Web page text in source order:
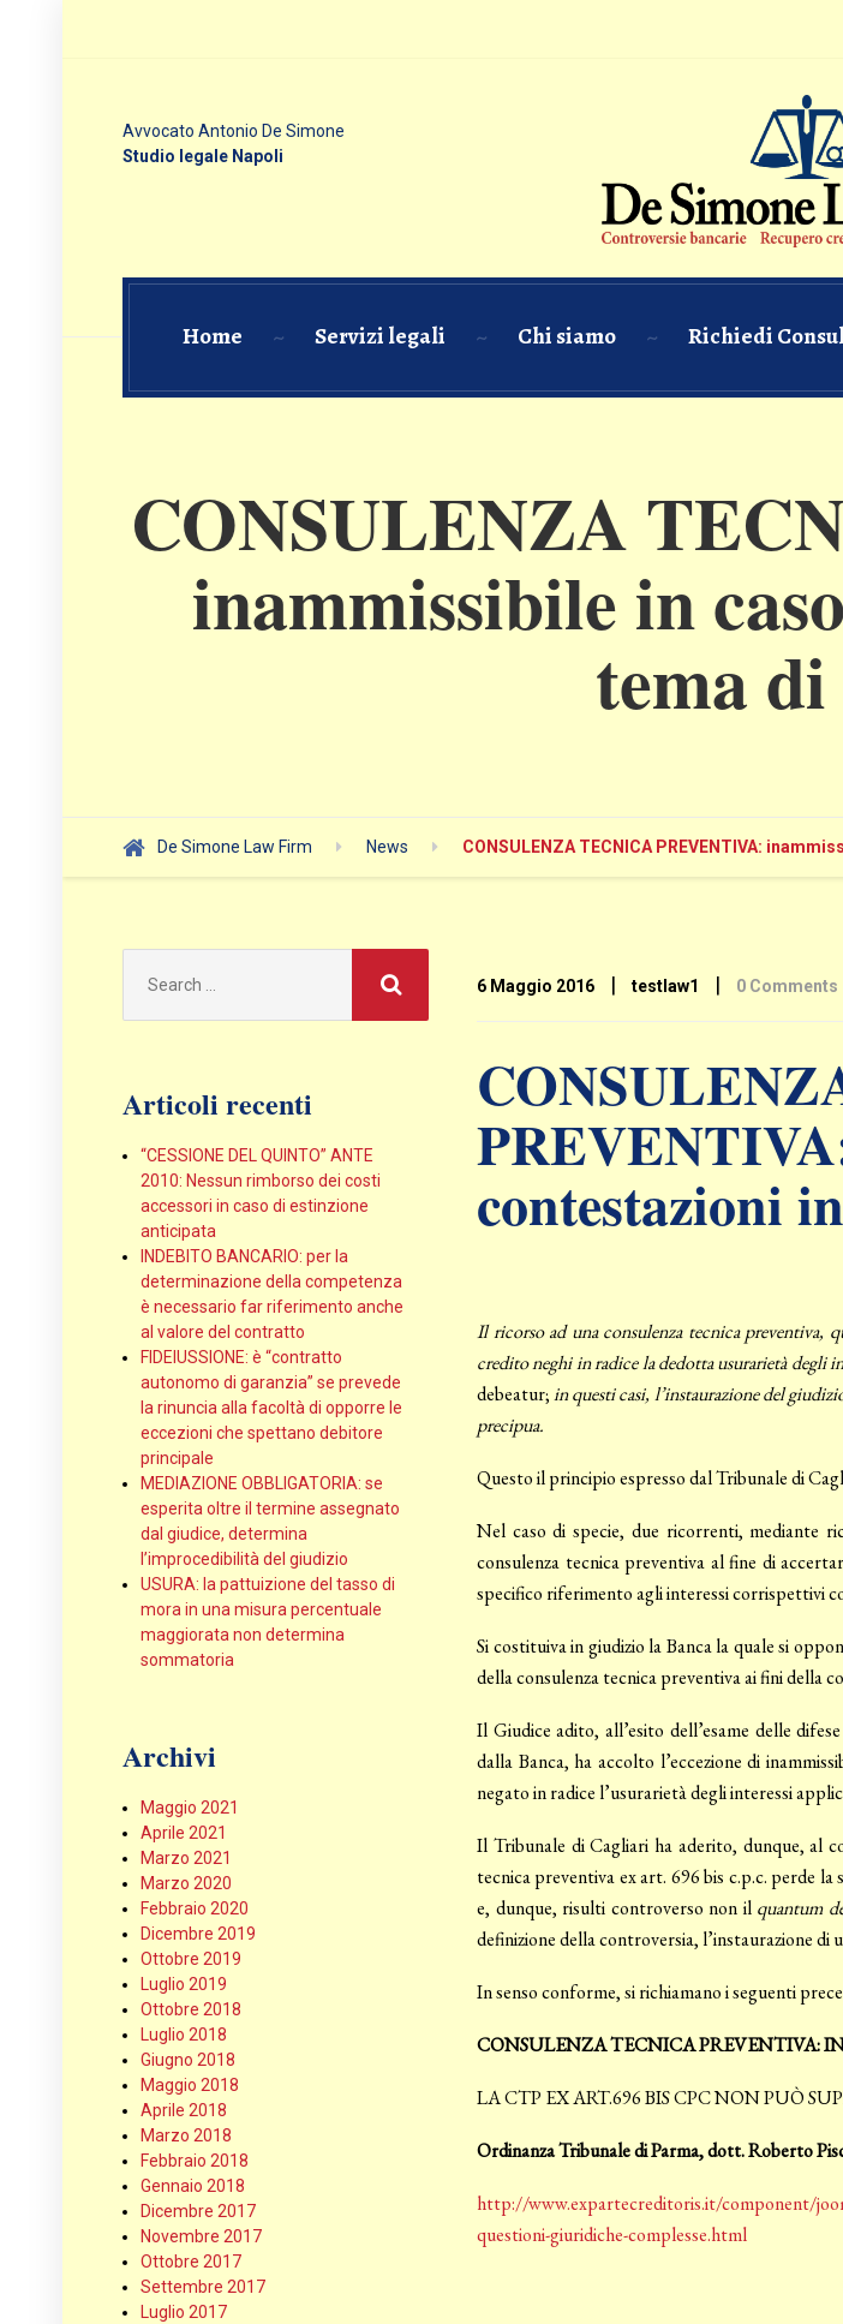
Avvocato Antonio De Simone
Studio legale Napoli
Home Servizi legali Chi siamo Richiedi
CONSULENZA
inammissibile in
tema
De Simone Law Firm News CONSULENZA TECNICA PREVENTIVA:
6 Maggio 2016 | testlaw1 | 0 Comments
contestazioni
Il ricorso ad una consulenza tecnica preventiva,
credito neghi in radice la dedotta usurarietà
debeatur;in questi casi, l’instaurazione del
precipua.
Questo il principio espresso dal Tribunale di
Nel caso di specie, due ricorrenti, mediante
consulenza tecnica preventiva al fine di
specifico riferimento agli interessi corrispettivi
Si costituiva in giudizio la Banca la quale si
della consulenza tecnica preventiva ai fini della
Il Giudice adito, all’esito dell’esame delle
dalla Banca, ha accolto l’eccezione di
negato in radice l’usurarietà degli interessi
Il Tribunale di Cagliari ha aderito, dunque, al
tecnica preventiva ex art. 696 bis c.p.c. perde
e, dunque, risulti controverso non il quantum
definizione della controversia, l’instaurazione di
In senso conforme, si richiamano i seguenti
CONSULENZA TECNICA PREVENTIVA:
LA CTP EX ART.696 BIS CPC NON PUÒ
Ordinanza Tribunale di Parma, dott. Roberto
http://www.expartecreditoris.it/component/
questioni-giuridiche-complesse.html
for:
Articoli recenti
“CESSIONE DEL QUINTO” ANTE
2010: Nessun rimborso dei costi
accessori in caso di estinzione
anticipata
INDEBITO BANCARIO: per la
determinazione della competenza
è necessario far riferimento anche
al valore del contratto
FIDEIUSSIONE: è “contratto
autonomo di garanzia” se prevede
la rinuncia alla facoltà di opporre le
eccezioni che spettano debitore
principale
MEDIAZIONE OBBLIGATORIA: se
esperita oltre il termine assegnato
dal giudice, determina
l’improcedibilità del giudizio
USURA: la pattuizione del tasso di
mora in una misura percentuale
maggiorata non determina
sommatoria
Archivi
Maggio 2021
Aprile 2021
Marzo 2021
Marzo 2020
Febbraio 2020
Dicembre 2019
Ottobre 2019
Luglio 2019
Ottobre 2018
Luglio 2018
Giugno 2018
Maggio 2018
Aprile 2018
Marzo 2018
Febbraio 2018
Gennaio 2018
Dicembre 2017
Novembre 2017
Ottobre 2017
Settembre 2017
Luglio 2017